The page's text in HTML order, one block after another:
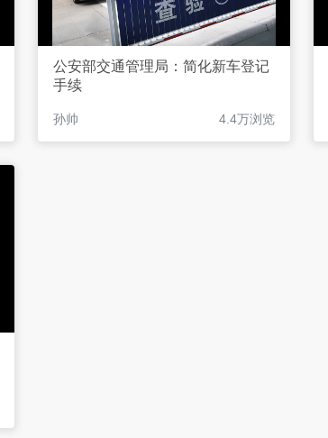
公安部交通管理局：简化新车登记
手续
孙帅 4.4万浏览